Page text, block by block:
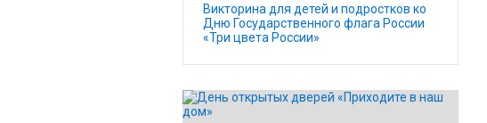
Викторина для детей и подростков ко
Дню Государственного флага России
«Три цвета России»